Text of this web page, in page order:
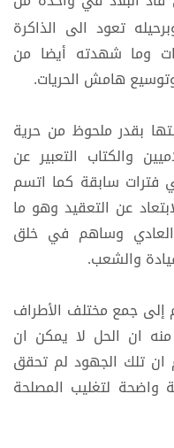
تعود الى الذاكرة
وما شهدته أيضا من
هامش الحريات.
بقدر ملحوظ من حرية
والكتاب التعبير عن
فترات سابقة كما اتسم
عن التعقيد وهو ما
وساهم في خلق
والشعب.
إلى جمع مختلف الأطراف
منه ان الحل لا يمكن ان
ان تلك الجهود لم تحقق
واضحة لتغليب المصلحة